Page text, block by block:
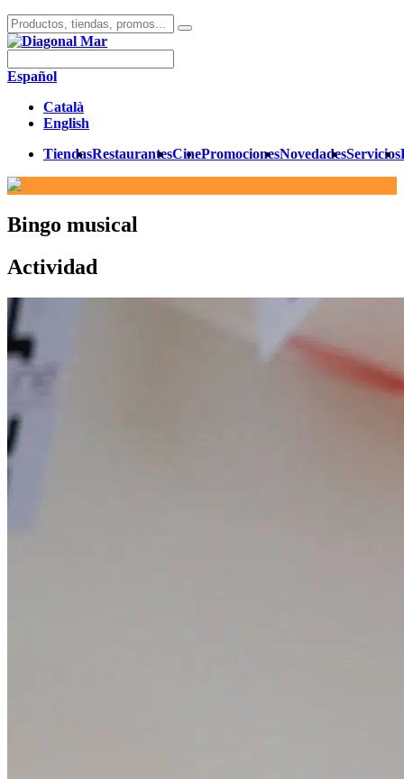
Español
Català
English
TiendasRestaurantesCinePromocionesNovedadesServicios
Bingo musical
Actividad